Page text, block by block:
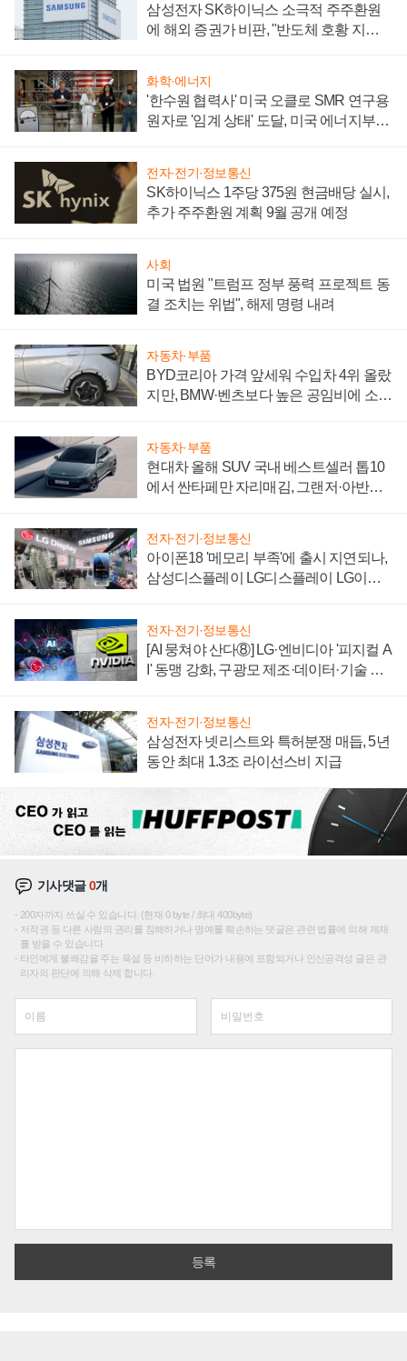
삼성전자 SK하이닉스 소극적 주주환원
에 해외 증권가 비판, "반도체 호황 지속
화학·에너지
'한수원 협력사' 미국 오클로 SMR 연구용
원자로 '임계 상태' 도달, 미국 에너지부
전자·전기·정보통신
SK하이닉스 1주당 375원 현금배당 실시,
추가 주주환원 계획 9월 공개 예정
사회
미국 법원 "트럼프 정부 풍력 프로젝트 동
결 조치는 위법", 해제 명령 내려
자동차·부품
BYD코리아 가격 앞세워 수입차 4위 올랐
지만, BMW·벤츠보다 높은 공임비에 소비
자동차·부품
현대차 올해 SUV 국내 베스트셀러 톱10
에서 싼타페만 자리매김, 그랜저·아반떼
전자·전기·정보통신
아이폰18 '메모리 부족'에 출시 지연되나,
삼성디스플레이 LG디스플레이 LG이노
전자·전기·정보통신
[AI 뭉쳐야 산다⑧] LG·엔비디아 '피지컬 A
I' 동맹 강화, 구광모 제조·데이터·기술 결
전자·전기·정보통신
삼성전자 넷리스트와 특허분쟁 매듭, 5년
동안 최대 1.3조 라이선스비 지급
기사댓글0개
200자까지 쓰실 수 있습니다. (현재 0 byte / 최대 400byte)
저작권 등 다른 사람의 권리를 침해하거나 명예를 훼손하는 댓글은 관련 법률에 의해 제재
를 받을 수 있습니다.
타인에게 불쾌감을 주는 욕설 등 비하하는 단어가 내용에 포함되거나 인신공격성 글은 관
리자의 판단에 의해 삭제 합니다.